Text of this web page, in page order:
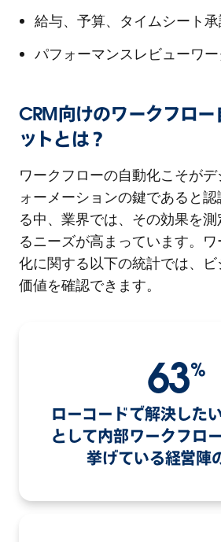
給与、予算、タイムシート
パフォーマンスレビューワ
CRM向けのワークフロー
ットとは？
ワークフローの自動化こそが
ォーメーションの鍵であると認
る中、業界では、その効果を
るニーズが高まっています。
化に関する以下の統計では、
価値を確認できます。
63%
ローコードで解決した
として内部ワークフロ
挙げている経営陣